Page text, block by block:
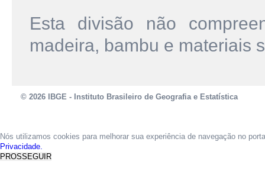
Esta divisão não
madeira, bambu e materiais
© 2026 IBGE - Instituto Brasileiro de Geografia e Estatística
Nós utilizamos cookies para melhorar sua experiência de navegação no
Privacidade.
PROSSEGUIR